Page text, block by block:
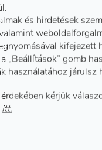
és hirdetések
kifejezett
„Beállítások” gomb
használatához járulsz
kérjük
itt.